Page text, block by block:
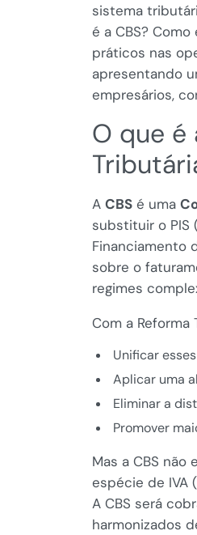
sistema
é a CBS?
práticos nas
apresentando
empresários,
O que é
A CBS é uma
substituir o PIS
Financiamento
sobre o
regimes
Com a Reforma
Unificar
Aplicar uma
Eliminar a
Promover
Mas a CBS não
espécie de IVA
A CBS será
harmonizados